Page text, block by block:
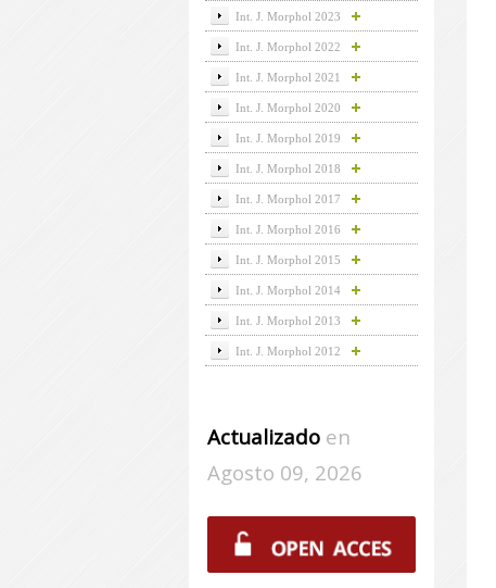
Int. J. Morphol 2023
Int. J. Morphol 2022
Int. J. Morphol 2021
Int. J. Morphol 2020
Int. J. Morphol 2019
Int. J. Morphol 2018
Int. J. Morphol 2017
Int. J. Morphol 2016
Int. J. Morphol 2015
Int. J. Morphol 2014
Int. J. Morphol 2013
Int. J. Morphol 2012
Actualizadoen
Agosto 09, 2026